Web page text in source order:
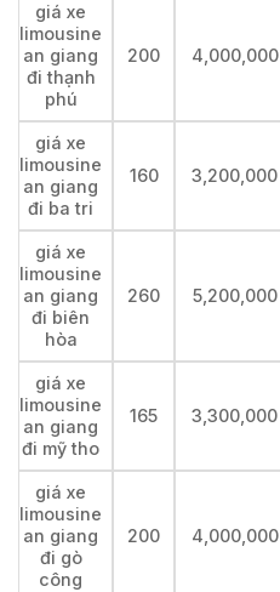
giá xe
limousine
an giang
đi thạnh
phú
200 4,000,000
giá xe
limousine
an giang
đi ba tri
160 3,200,000
giá xe
limousine
an giang
đi biên
hòa
260 5,200,000
giá xe
limousine
an giang
đi mỹ tho
165 3,300,000
giá xe
limousine
an giang
đi gò
công
200 4,000,000